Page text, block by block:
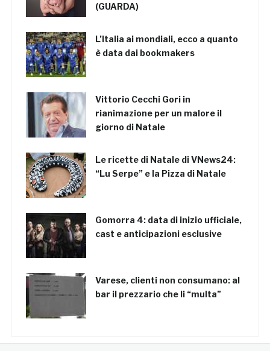
(GUARDA)
L’Italia ai mondiali, ecco a quanto
è data dai bookmakers
Vittorio Cecchi Gori in
rianimazione per un malore il
giorno di Natale
Le ricette di Natale di VNews24:
“Lu Serpe” e la Pizza di Natale
Gomorra 4: data di inizio ufficiale,
cast e anticipazioni esclusive
Varese, clienti non consumano: al
bar il prezzario che li “multa”